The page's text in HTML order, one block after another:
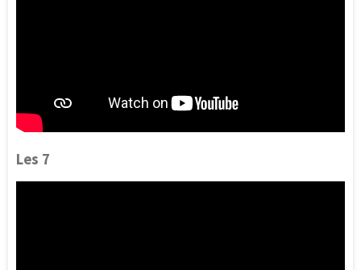
Les 7